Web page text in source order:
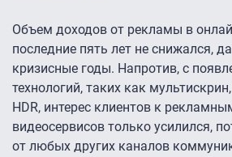
Объем доходов от рекламы в
последние пять лет не снижался,
кризисные годы. Напротив, с
технологий, таких как
HDR, интерес клиентов к
видеосервисов только усилился,
от любых других каналов